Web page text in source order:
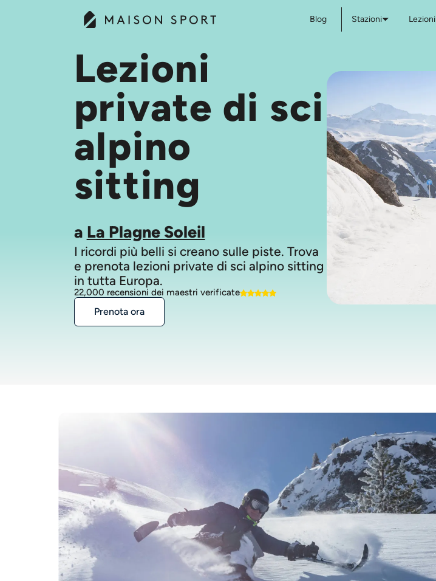
Blog Stazioni Lezioni
Lezioni
private di sci
alpino
sitting
a La Plagne Soleil
I ricordi più belli si creano sulle piste. Trova
e prenota lezioni private di sci alpino sitting
in tutta Europa.
22,000 recensioni dei maestri verificate
Prenota ora